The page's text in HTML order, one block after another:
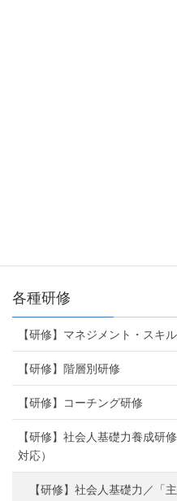
各種研修
【研修】マネジメント・スキ
【研修】階層別研修
【研修】コーチング研修
【研修】社会人基礎力養成研
対応）
【研修】社会人基礎力／「